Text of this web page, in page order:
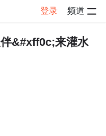
登录 频道
帖子详情
&#xff0c;来灌水